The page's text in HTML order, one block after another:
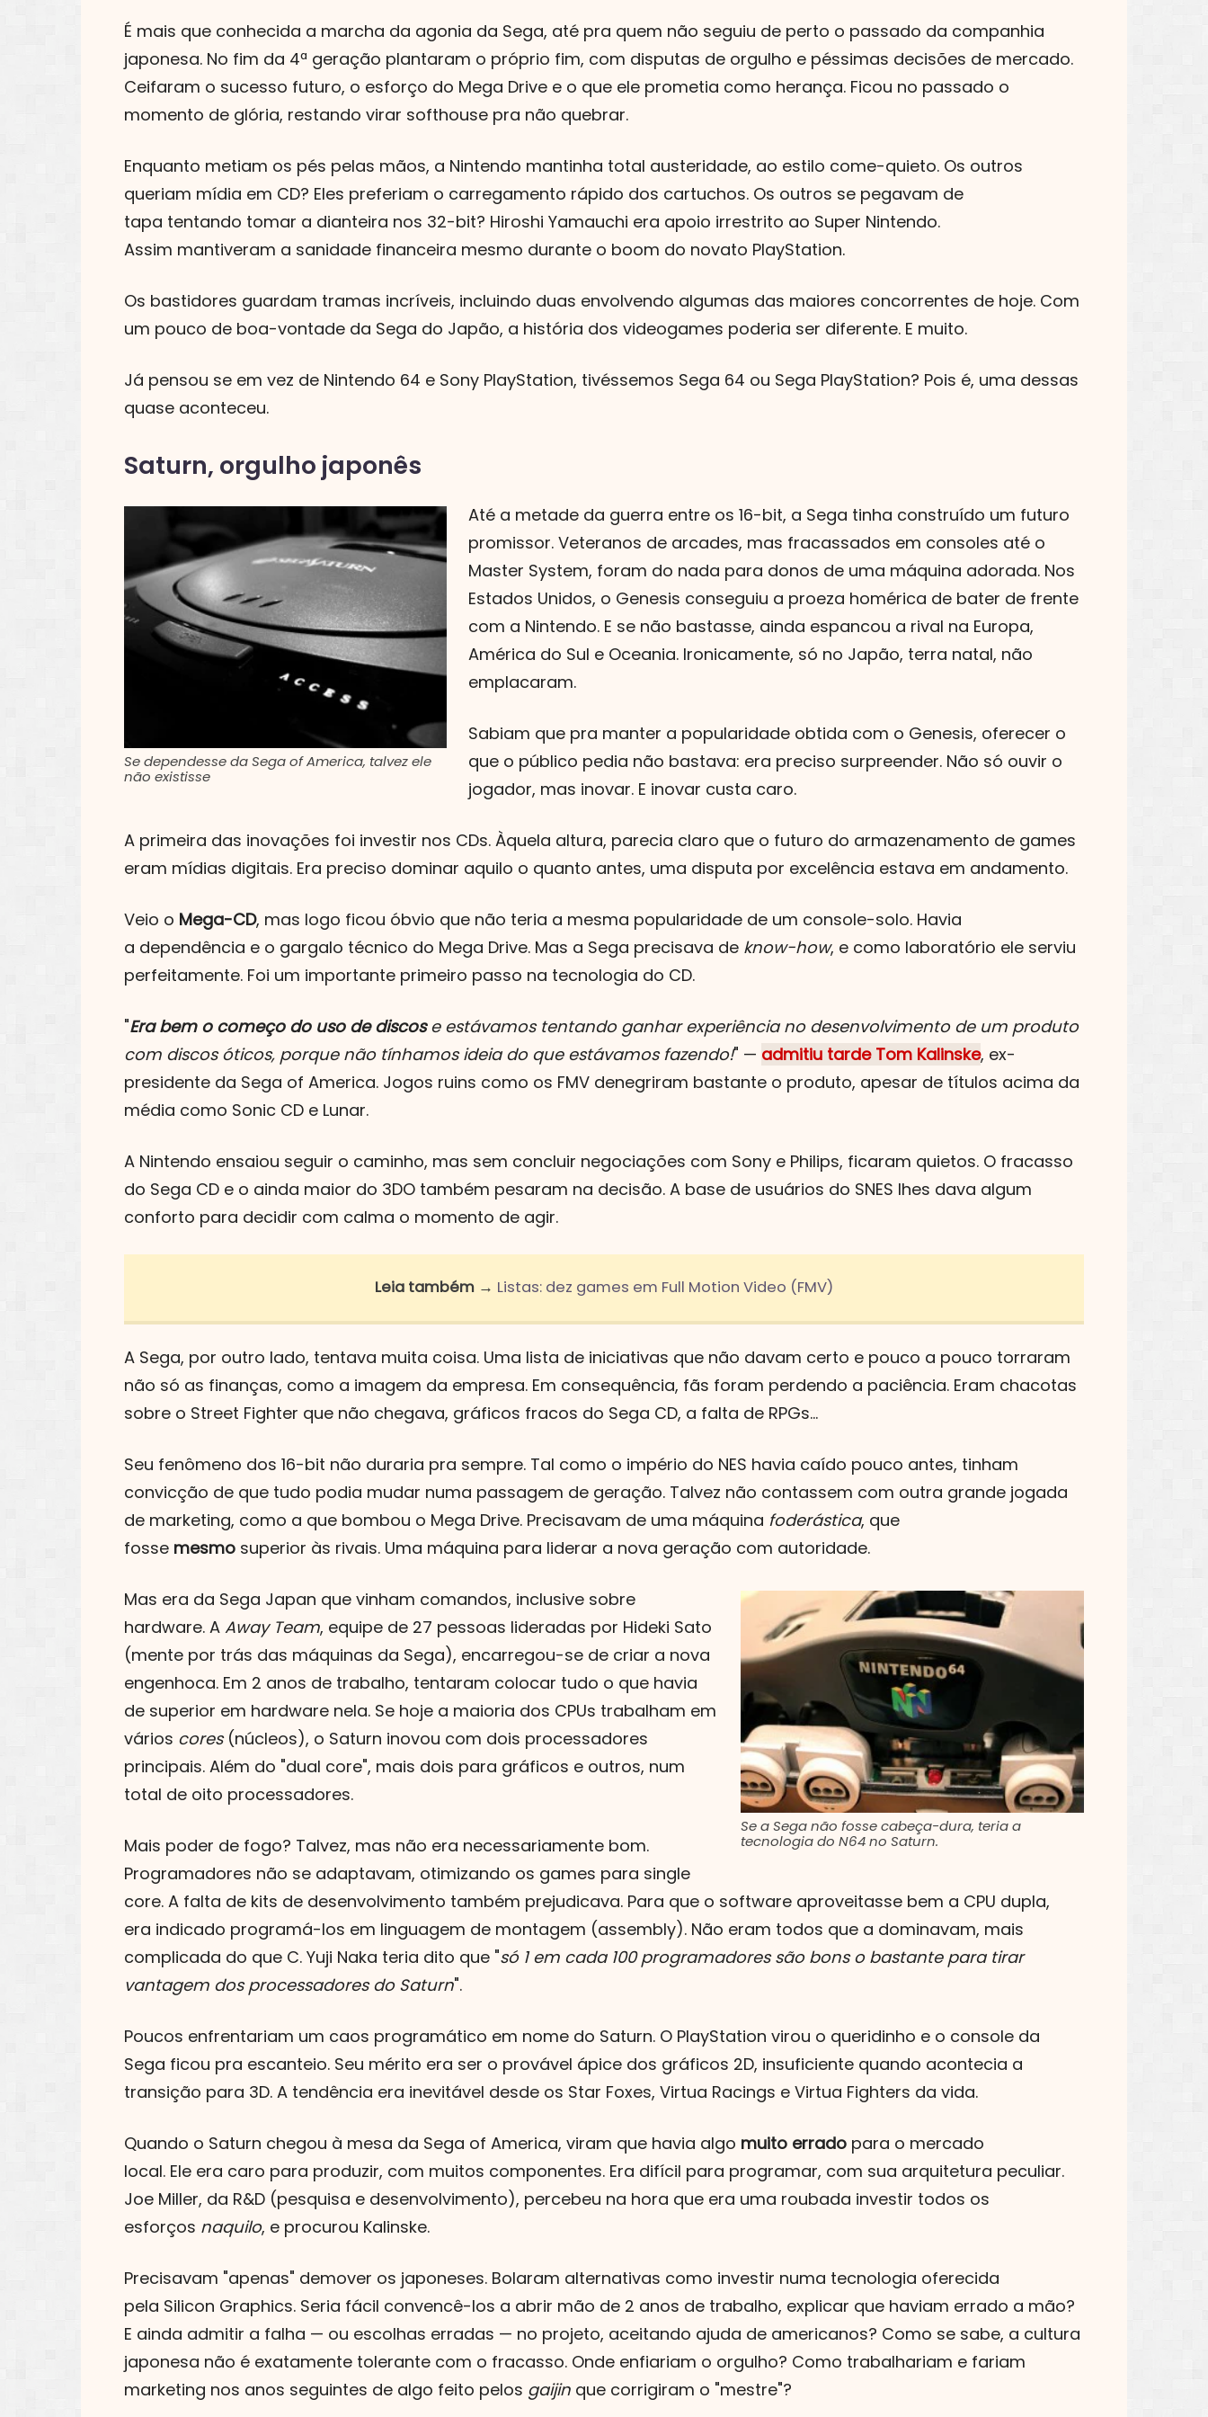
É mais que conhecida a marcha da agonia da Sega, até pra quem não seguiu de perto o passado da companhia
japonesa. No fim da 4ª geração plantaram o próprio fim, com disputas de orgulho e péssimas decisões de mercado.
Ceifaram o sucesso futuro, o esforço do Mega Drive e o que ele prometia como herança. Ficou no passado o
momento de glória, restando virar softhouse pra não quebrar.
Enquanto metiam os pés pelas mãos, a Nintendo mantinha total austeridade, ao estilo come-quieto. Os outros
queriam mídia em CD? Eles preferiam o carregamento rápido dos cartuchos. Os outros se pegavam de
tapa tentando tomar a dianteira nos 32-bit? Hiroshi Yamauchi era apoio irrestrito ao Super Nintendo.
Assim mantiveram a sanidade financeira mesmo durante o boom do novato PlayStation.
Os bastidores guardam tramas incríveis, incluindo duas envolvendo algumas das maiores concorrentes de hoje. Com
um pouco de boa-vontade da Sega do Japão, a história dos videogames poderia ser diferente. E muito.
Já pensou se em vez de Nintendo 64 e Sony PlayStation, tivéssemos Sega 64 ou Sega PlayStation? Pois é, uma dessas
quase aconteceu.
Saturn, orgulho japonês
Se dependesse da Sega of America, talvez ele
não existisse
Até a metade da guerra entre os 16-bit, a Sega tinha construído um futuro
promissor. Veteranos de arcades, mas fracassados em consoles até o
Master System, foram do nada para donos de uma máquina adorada. Nos
Estados Unidos, o Genesis conseguiu a proeza homérica de bater de frente
com a Nintendo. E se não bastasse, ainda espancou a rival na Europa,
América do Sul e Oceania. Ironicamente, só no Japão, terra natal, não
emplacaram.
Sabiam que pra manter a popularidade obtida com o Genesis, oferecer o
que o público pedia não bastava: era preciso surpreender. Não só ouvir o
jogador, mas inovar. E inovar custa caro.
A primeira das inovações foi investir nos CDs. Àquela altura, parecia claro que o futuro do armazenamento de games
eram mídias digitais. Era preciso dominar aquilo o quanto antes, uma disputa por excelência estava em andamento.
Veio o Mega-CD, mas logo ficou óbvio que não teria a mesma popularidade de um console-solo. Havia
a dependência e o gargalo técnico do Mega Drive. Mas a Sega precisava de know-how, e como laboratório ele serviu
perfeitamente. Foi um importante primeiro passo na tecnologia do CD.
"Era bem o começo do uso de discose estávamos tentando ganhar experiência no desenvolvimento de um produto
com discos óticos, porque não tínhamos ideia do que estávamos fazendo!" — admitiu tarde Tom Kalinske, ex-
presidente da Sega of America. Jogos ruins como os FMV denegriram bastante o produto, apesar de títulos acima da
média como Sonic CD e Lunar.
A Nintendo ensaiou seguir o caminho, mas sem concluir negociações com Sony e Philips, ficaram quietos. O fracasso
do Sega CD e o ainda maior do 3DO também pesaram na decisão. A base de usuários do SNES lhes dava algum
conforto para decidir com calma o momento de agir.
Leia também → Listas: dez games em Full Motion Video (FMV)
A Sega, por outro lado, tentava muita coisa. Uma lista de iniciativas que não davam certo e pouco a pouco torraram
não só as finanças, como a imagem da empresa. Em consequência, fãs foram perdendo a paciência. Eram chacotas
sobre o Street Fighter que não chegava, gráficos fracos do Sega CD, a falta de RPGs...
Seu fenômeno dos 16-bit não duraria pra sempre. Tal como o império do NES havia caído pouco antes, tinham
convicção de que tudo podia mudar numa passagem de geração. Talvez não contassem com outra grande jogada
de marketing, como a que bombou o Mega Drive. Precisavam de uma máquina foderástica, que
fosse mesmo superior às rivais. Uma máquina para liderar a nova geração com autoridade.
Se a Sega não fosse cabeça-dura, teria a
tecnologia do N64 no Saturn.
Mas era da Sega Japan que vinham comandos, inclusive sobre
hardware. A Away Team, equipe de 27 pessoas lideradas por Hideki Sato
(mente por trás das máquinas da Sega), encarregou-se de criar a nova
engenhoca. Em 2 anos de trabalho, tentaram colocar tudo o que havia
de superior em hardware nela. Se hoje a maioria dos CPUs trabalham em
vários cores(núcleos), o Saturn inovou com dois processadores
principais. Além do "dual core", mais dois para gráficos e outros, num
total de oito processadores.
Mais poder de fogo? Talvez, mas não era necessariamente bom.
Programadores não se adaptavam, otimizando os games para single
core. A falta de kits de desenvolvimento também prejudicava. Para que o software aproveitasse bem a CPU dupla,
era indicado programá-los em linguagem de montagem (assembly). Não eram todos que a dominavam, mais
complicada do que C. Yuji Naka teria dito que "só 1 em cada 100 programadores são bons o bastante para tirar
vantagem dos processadores do Saturn".
Poucos enfrentariam um caos programático em nome do Saturn. O PlayStation virou o queridinho e o console da
Sega ficou pra escanteio. Seu mérito era ser o provável ápice dos gráficos 2D, insuficiente quando acontecia a
transição para 3D. A tendência era inevitável desde os Star Foxes, Virtua Racings e Virtua Fighters da vida.
Quando o Saturn chegou à mesa da Sega of America, viram que havia algo muito errado para o mercado
local. Ele era caro para produzir, com muitos componentes. Era difícil para programar, com sua arquitetura peculiar.
Joe Miller, da R&D (pesquisa e desenvolvimento), percebeu na hora que era uma roubada investir todos os
esforços naquilo, e procurou Kalinske.
Precisavam "apenas" demover os japoneses. Bolaram alternativas como investir numa tecnologia oferecida
pela Silicon Graphics. Seria fácil convencê-los a abrir mão de 2 anos de trabalho, explicar que haviam errado a mão?
E ainda admitir a falha — ou escolhas erradas — no projeto, aceitando ajuda de americanos? Como se sabe, a cultura
japonesa não é exatamente tolerante com o fracasso. Onde enfiariam o orgulho? Como trabalhariam e fariam
marketing nos anos seguintes de algo feito pelos gaijin que corrigiram o "mestre"?